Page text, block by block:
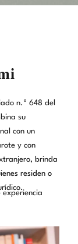
n.º 648 del
su
con un
y con
brinda
residen o
experiencia